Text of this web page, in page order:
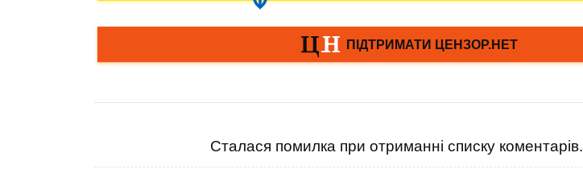
Сталася помилка при отриманні списку коментарів.